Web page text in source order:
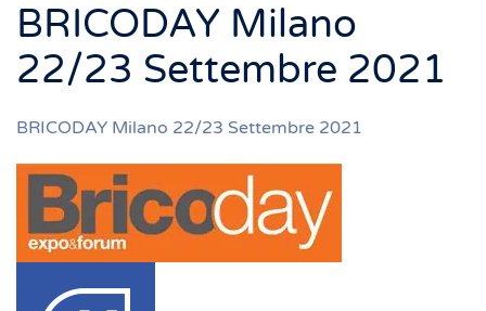
BRICODAY Milano
22/23 Settembre 2021
BRICODAY Milano 22/23 Settembre 2021